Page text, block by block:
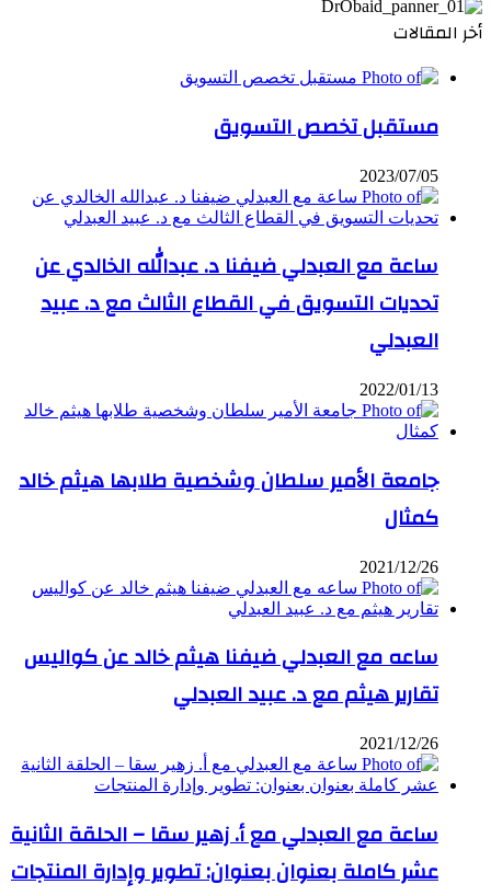
أخر المقالات
مستقبل تخصص التسويق
2023/07/05
ساعة مع العبدلي ضيفنا د. عبدالله الخالدي عن
تحديات التسويق في القطاع الثالث مع د. عبيد
العبدلي
2022/01/13
جامعة الأمير سلطان وشخصية طلابها هيثم خالد
كمثال
2021/12/26
ساعه مع العبدلي ضيفنا هيثم خالد عن كواليس
تقارير هيثم مع د. عبيد العبدلي
2021/12/26
ساعة مع العبدلي مع أ. زهير سقا – الحلقة الثانية
عشر كاملة بعنوان بعنوان: تطوير وإدارة المنتجات